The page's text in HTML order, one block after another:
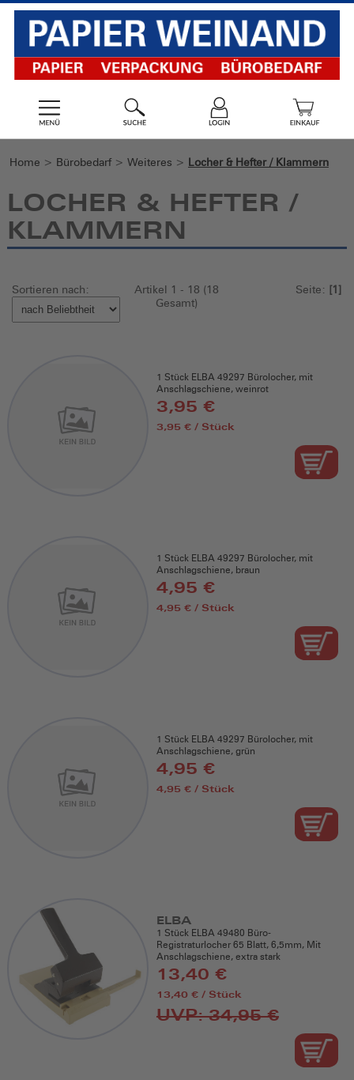
Home > Bürobedarf > Weiteres > Locher & Hefter / Klammern
LOCHER & HEFTER /
KLAMMERN
Sortieren nach:
Artikel 1 - 18 (18
Gesamt)
Seite: [1]
1 Stück ELBA 49297 Bürolocher, mit
Anschlagschiene, weinrot
3,95 €
3,95 € / Stück
1 Stück ELBA 49297 Bürolocher, mit
Anschlagschiene, braun
4,95 €
4,95 € / Stück
1 Stück ELBA 49297 Bürolocher, mit
Anschlagschiene, grün
4,95 €
4,95 € / Stück
ELBA
1 Stück ELBA 49480 Büro-
Registraturlocher 65 Blatt, 6,5mm, Mit
Anschlagschiene, extra stark
13,40 €
13,40 € / Stück
UVP: 34,95 €